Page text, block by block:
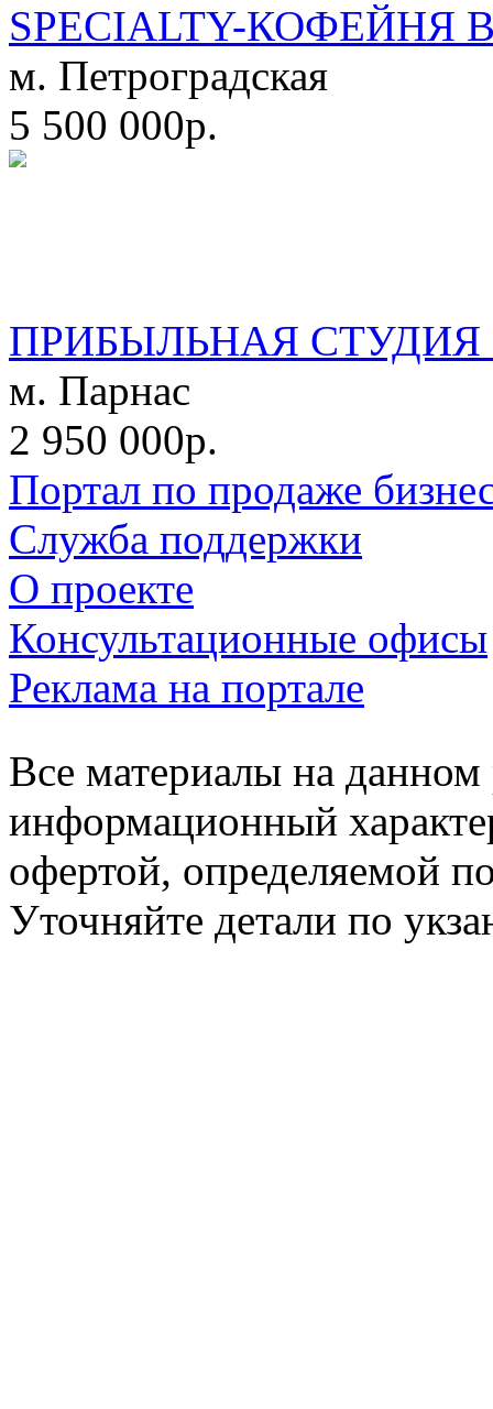
SPECIALTY-
м. Петроградская
5 500 000р.
ПРИБЫЛЬНАЯ СТУДИЯ
м. Парнас
2 950 000р.
Портал по продаже
Служба поддержки
О проекте
Консультационные офисы
Реклама на портале
Все материалы на данном
информационный
офертой, определяемой
Уточняйте детали по